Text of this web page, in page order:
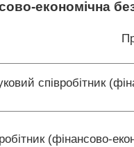
економічна
співробітник
(фінансово-